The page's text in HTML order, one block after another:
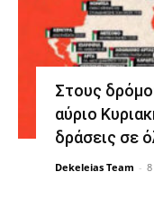
Στους
αύριο
δράσεις σε
Dekeleias Team -